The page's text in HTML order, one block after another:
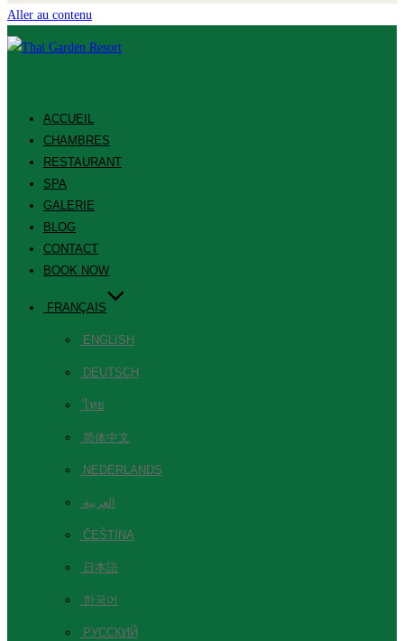
Aller au contenu
ACCUEIL
CHAMBRES
RESTAURANT
SPA
GALERIE
BLOG
CONTACT
BOOK NOW
FRANÇAIS
ENGLISH
DEUTSCH
ไทย
简体中文
NEDERLANDS
العربية
ČEŠTINA
日本語
한국어
РУССКИЙ